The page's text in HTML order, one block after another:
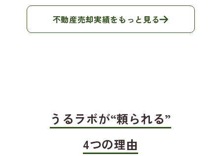
不動産売却実績をもっと見る
うるラボが“頼られる”
4つの理由